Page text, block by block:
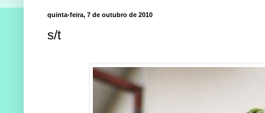
quinta-feira, 7 de outubro de 2010
s/t